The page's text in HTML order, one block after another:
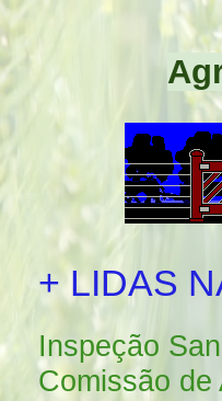
+ LIDAS
Inspeção
Comissão de